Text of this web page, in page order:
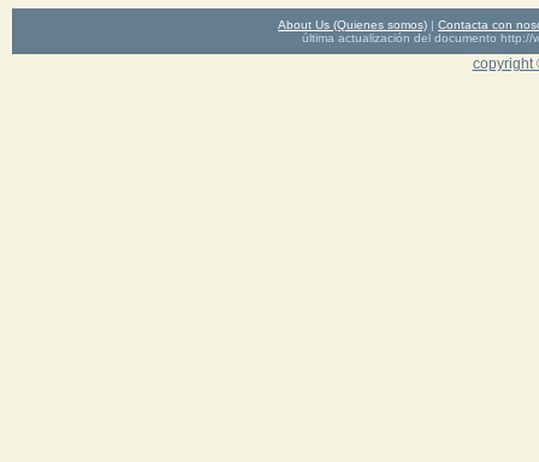
About Us (Quienes somos) | Contacta con
última actualización del documento http://
copyright